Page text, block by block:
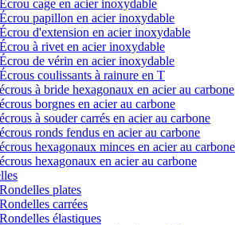
Écrou cage en acier inoxydable
Écrou papillon en acier inoxydable
Écrou d'extension en acier inoxydable
Écrou à rivet en acier inoxydable
Écrou de vérin en acier inoxydable
Écrous coulissants à rainure en T
écrous à bride hexagonaux en acier au carbone
écrous borgnes en acier au carbone
écrous à souder carrés en acier au carbone
écrous ronds fendus en acier au carbone
écrous hexagonaux minces en acier au carbone
écrous hexagonaux en acier au carbone
Rondelles plates
Rondelles carrées
Rondelles élastiques